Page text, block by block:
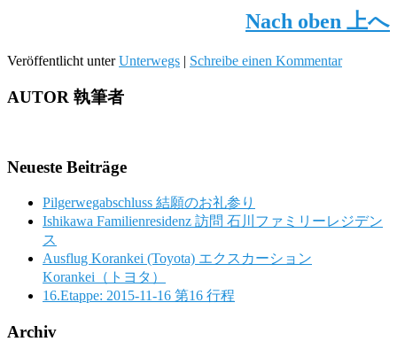
Nach oben 上へ
Veröffentlicht unter Unterwegs | Schreibe einen Kommentar
AUTOR 執筆者
Neueste Beiträge
Pilgerwegabschluss 結願のお礼参り
Ishikawa Familienresidenz 訪問 石川ファミリーレジデン
ス
Ausflug Korankei (Toyota) エクスカーション
Korankei（トヨタ）
16.Etappe: 2015-11-16 第16 行程
Archiv